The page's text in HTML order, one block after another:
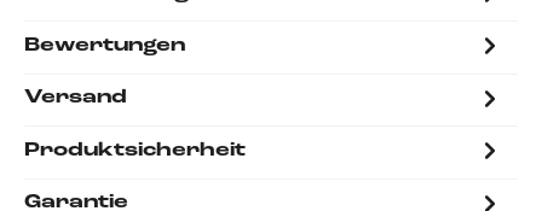
Bewertungen
Versand
Produktsicherheit
Garantie